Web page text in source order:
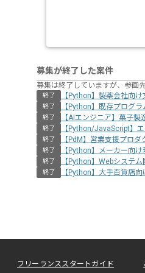
募集が終了した案件
募集は終了していますが、参画
終了 【Python】製薬会社向
終了 【Python】既存プログ
終了 【AIエンジニア】菓子
終了 【Python/JavaScript】
終了 【PdM】営業支援プロ
終了 【Python】メーカー向
終了 【Python】Webシステ
終了 【Python】大手百貨店
フリーランススタートガイド